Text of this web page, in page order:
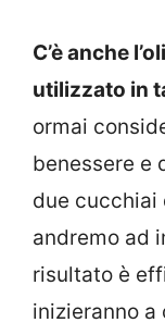
C’è anche
utilizzato in
ormai
benessere e
due cucchiai
andremo ad
risultato è
inizieranno a